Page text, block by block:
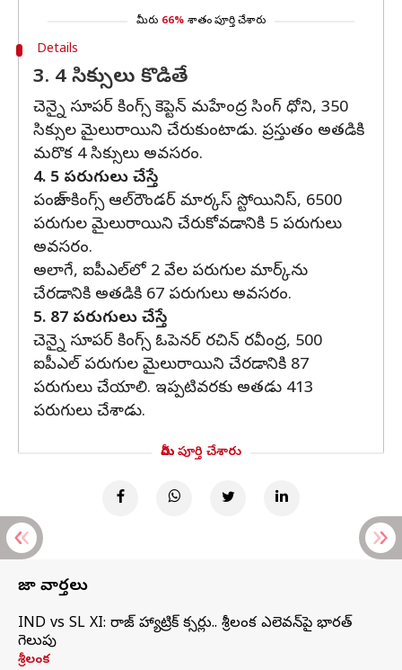
మీరు 66% శాతం పూర్తి చేశారు
Details
3. 4 సిక్సులు కొడితే
చెన్నై సూపర్ కింగ్స్ కెప్టెన్ మహేంద్ర సింగ్ ధోని, 350
సిక్సుల మైలురాయిని చేరుకుంటాడు. ప్రస్తుతం అతడికి
మరొక 4 సిక్సులు అవసరం.
4. 5 పరుగులు చేస్తే
పంజాబ్ కింగ్స్ ఆల్‌రౌండర్ మార్కస్ స్టోయినిస్, 6500
పరుగుల మైలురాయిని చేరుకోవడానికి 5 పరుగులు
అవసరం.
అలాగే, ఐపీఎల్‌లో 2 వేల పరుగుల మార్క్‌ను
చేరడానికి అతడికి 67 పరుగులు అవసరం.
5. 87 పరుగులు చేస్తే
చెన్నై సూపర్ కింగ్స్ ఓపెనర్ రచిన్ రవీంద్ర, 500
ఐపీఎల్ పరుగుల మైలురాయిని చేరడానికి 87
పరుగులు చేయాలి. ఇప్పటివరకు అతడు 413
పరుగులు చేశాడు.
మీరు పూర్తి చేశారు
తాజా వార్తలు
IND vs SL XI: సిరాజ్‌ హ్యాట్రిక్‌ సిక్సర్లు.. శ్రీలంక ఎలెవన్‌పై భారత్‌
గెలుపు
శ్రీలంక